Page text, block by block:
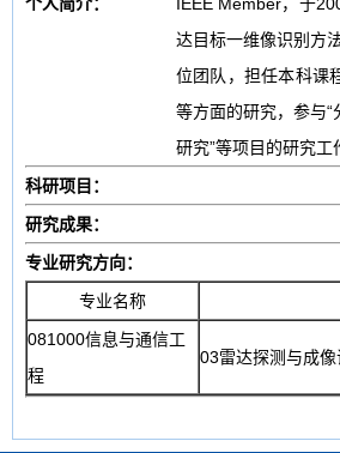
达目标一维像识别方
位团队，担任本科课
等方面的研究，参与“
研究”等项目的研究工
科研项目：
研究成果：
专业研究方向：
专业名称
081000信息与通信工
程
03雷达探测与成